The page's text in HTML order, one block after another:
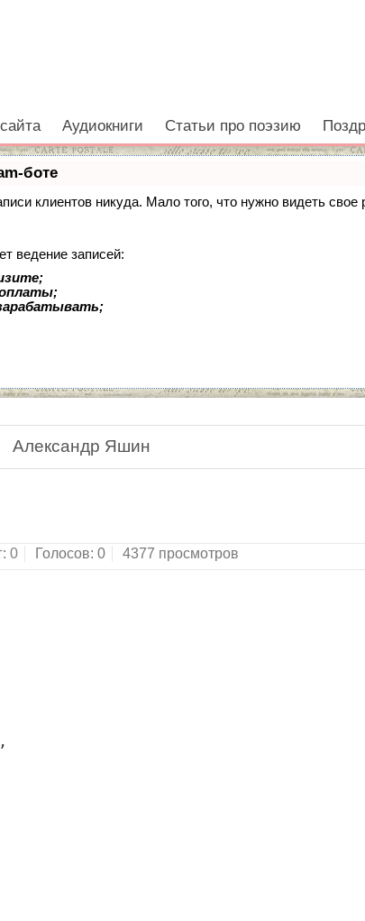
Аудиокниги Статьи про поэзию
боте
клиентов никуда. Мало того, что нужно видеть
ведение записей:
Александр Яшин
всемирной литературы. Серия
0 Голосов: 0 4377 просмотров